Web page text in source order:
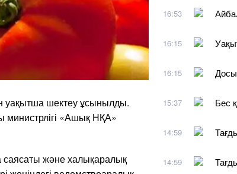
уақытша шектеу ұсынылды.
«Ашық НҚА»
саясаты және халықаралық
16:53
16:15
16:15
15:37 Бес
14:59
14:59